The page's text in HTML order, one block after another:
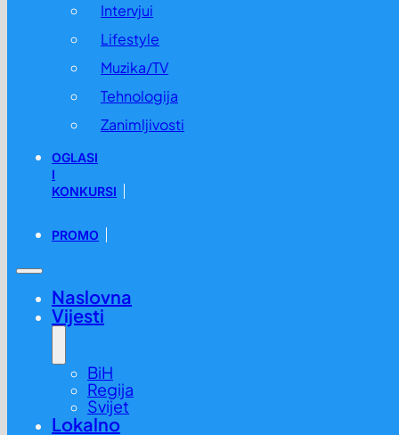
Intervjui
Lifestyle
Muzika/TV
Tehnologija
Zanimljivosti
OGLASI
I
KONKURSI
PROMO
Naslovna
Vijesti
BiH
Regija
Svijet
Lokalno